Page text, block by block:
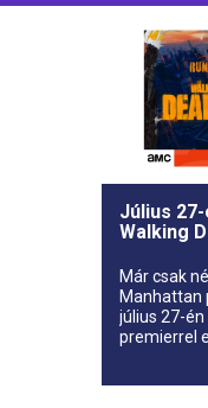
Július
Walking
Már csak
Manhattan
július 27-
premierrel
City